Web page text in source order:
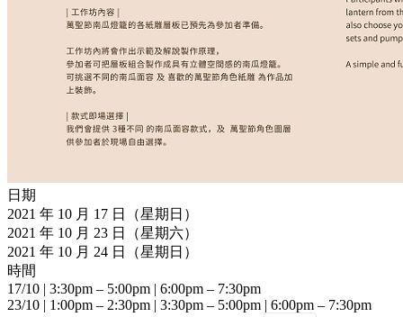
日期
2021 年 10 月 17 日（星期日）
2021 年 10 月 23 日（星期六）
2021 年 10 月 24 日（星期日）
時間
17/10 | 3:30pm – 5:00pm | 6:00pm – 7:30pm
23/10 | 1:00pm – 2:30pm | 3:30pm – 5:00pm | 6:00pm – 7:30pm